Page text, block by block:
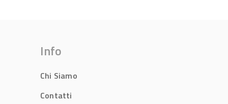
Info
Chi Siamo
Contatti